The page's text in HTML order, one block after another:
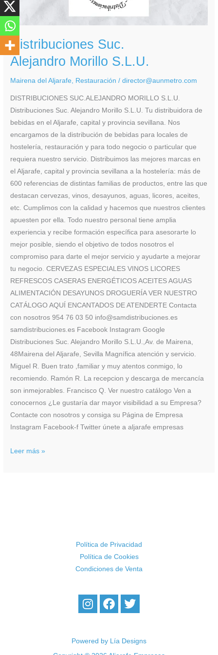
Distribuciones Suc.
Alejandro Morillo S.L.U.
Mairena del Aljarafe, Restauración /director@aunmetro.com
DISTRIBUCIONES SUC.ALEJANDRO MORILLO S.L.U.
Distribuciones Suc. Alejandro Morillo S.L.U. Tu distribuidora de
bebidas en el Aljarafe, capital y provincia sevillana. Nos
encargamos de la distribución de bebidas para locales de
hostelería, restauración y para todo negocio o particular que
requiera nuestro servicio. Distribuimos las mejores marcas en
el Aljarafe, capital y provincia sevillana a la hostelería: más de
600 referencias de distintas familias de productos, entre las que
destacan cervezas, vinos, desayunos, aguas, licores, aceites,
etc. Cumplimos con la calidad y hacemos que nuestros clientes
apuesten por ella. Todo nuestro personal tiene amplia
experiencia y recibe formación específica para asesorarte lo
mejor posible, siendo el objetivo de todos nosotros el
compromiso para darte el mejor servicio y ayudarte a mejorar
tu negocio. CERVEZAS ESPECIALES VINOS LICORES
REFRESCOS CASERAS ENERGÉTICOS ACEITES AGUAS
ALIMENTACIÓN DESAYUNOS DROGUERÍA VER NUESTRO
CATÁLOGO AQUÍ ENCANTADOS DE ATENDERTE Contacta
con nosotros 954 76 03 50 info@samdistribuciones.es
samdistribuciones.es Facebook Instagram Google
Distribuciones Suc. Alejandro Morillo S.L.U.,Av. de Mairena,
48Mairena del Aljarafe, Sevilla Magnífica atención y servicio.
Miguel R. Buen trato ,familiar y muy atentos conmigo, lo
recomiendo. Ramón R. La recepcion y descarga de mercancía
son inmejorables. Francisco Q. Ver nuestro catálogo Ven a
conocernos ¿Le gustaría dar mayor visibilidad a su Empresa?
Contacte con nosotros y consiga su Página de Empresa
Instagram Facebook-f Twitter únete a aljarafe empresas
Leer más »
Política de Privacidad
Política de Cookies
Condiciones de Venta
n
s
a
a
c
b
w
i
t
Powered by Lía Designs